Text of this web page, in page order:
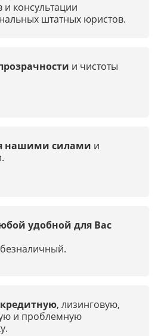
и консультации
штатных юристов.
и чистоты
нашими силами и
удобной для Вас
, лизинговую,
и проблемную